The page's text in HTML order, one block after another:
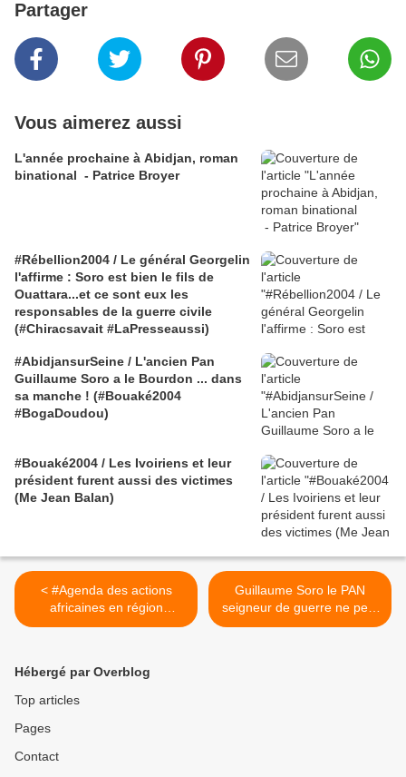
Partager
Vous aimerez aussi
L'année prochaine à Abidjan, roman
binational - Patrice Broyer
#Rébellion2004 / Le général Georgelin
l'affirme : Soro est bien le fils de
Ouattara...et ce sont eux les
responsables de la guerre civile
(#Chiracsavait #LaPresseaussi)
#AbidjansurSeine / L'ancien Pan
Guillaume Soro a le Bourdon ... dans
sa manche ! (#Bouaké2004
#BogaDoudou)
#Bouaké2004 / Les Ivoiriens et leur
président furent aussi des victimes
(Me Jean Balan)
< #Agenda des actions
africaines en région
parisienne de novembre et
Guillaume Soro le PAN
seigneur de guerre ne peut
pas venir en France / PCF
Hébergé par Overblog
Top articles
Pages
Contact